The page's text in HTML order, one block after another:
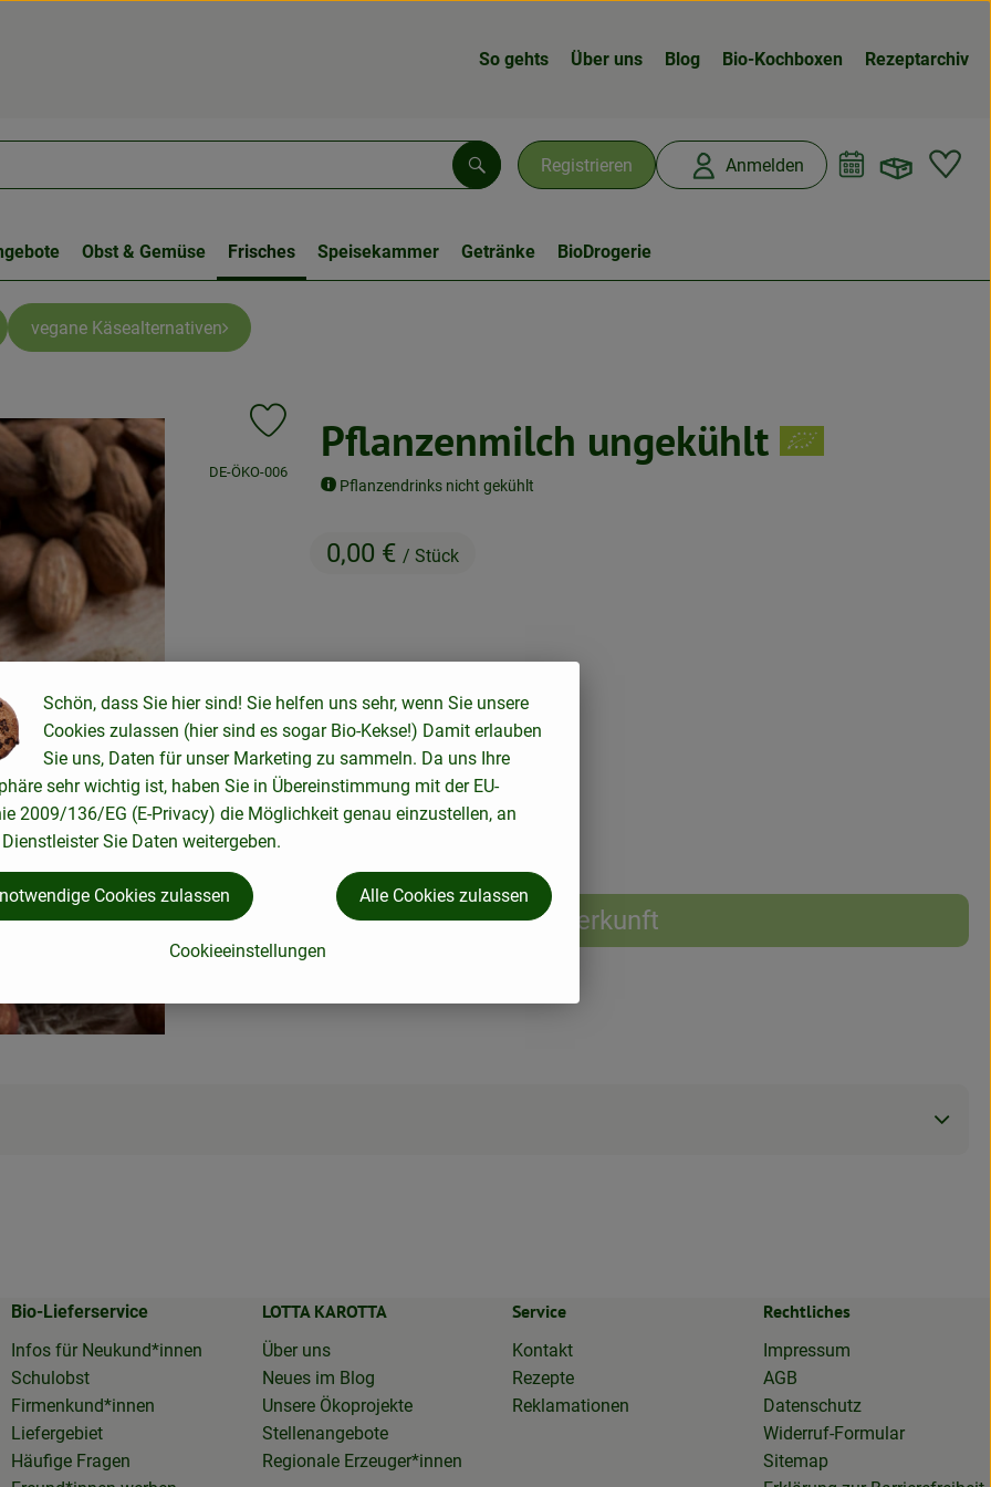
So gehts Über uns Blog Bio-Kochboxen Rezeptarchiv
Registrieren Anmelden
Suchen
Obst & Gemüse Frisches Speisekammer Getränke BioDrogerie
vegane Käsealternativen
Pflanzenmilch ungekühlt
Pflanzendrinks nicht gekühlt
0,00 € / Stück
Produkt zu Favouriten hinzufügen
, Kontrollstelle:
DE-ÖKO-006
0,00 € / Stück
Rezepte
Herkunft
passenden Rezepte gefunden.
Bio-Lieferservice
Infos für Neukund*innen
Schulobst
Firmenkund*innen
Liefergebiet
Häufige Fragen
LOTTA KAROTTA
Über uns
Neues im Blog
Unsere Ökoprojekte
Stellenangebote
Regionale Erzeuger*innen
Service
Kontakt
Rezepte
Reklamationen
Rechtliches
Impressum
AGB
Datenschutz
Widerruf-Formular
Sitemap
Schön, dass Sie hier sind! Sie helfen uns sehr, wenn Sie unsere
Cookies zulassen (hier sind es sogar Bio-Kekse!) Damit erlauben
Sie uns, Daten für unser Marketing zu sammeln. Da uns Ihre
sehr wichtig ist, haben Sie in Übereinstimmung mit der EU-
2009/136/EG (E-Privacy) die Möglichkeit genau einzustellen, an
Sie Daten weitergeben.
Cookieeinstellungen
Cookies zulassen Alle Cookies zulassen